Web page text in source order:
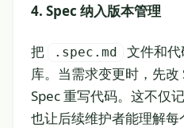
4. Spec 纳入版本管理
把 .spec.md
文件和
库。当需求变更时，先
Spec 重写代码。这不仅
也让后续维护者能理解每